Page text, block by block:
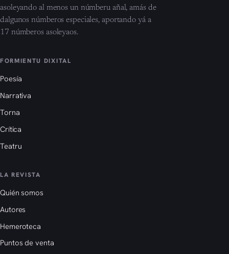
asoleyando al menos un númberu añal, amás de
dalgunos númberos especiales, aportando yá a
17 númberos asoleyaos.
FORMIENTU DIXITAL
Poesía
Narrativa
Torna
Crítica
Teatru
LA REVISTA
Quién somos
Autores
Hemeroteca
Puntos de venta